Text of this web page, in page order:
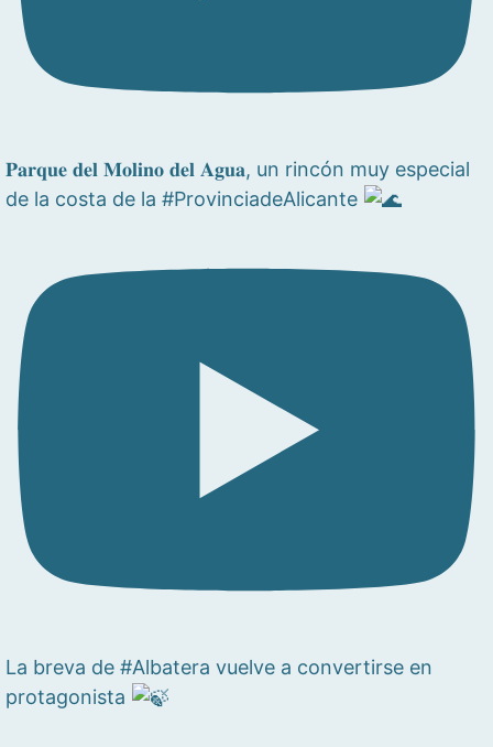
𝐏𝐚𝐫𝐪𝐮𝐞 𝐝𝐞𝐥 𝐌𝐨𝐥𝐢𝐧𝐨 𝐝𝐞𝐥 𝐀𝐠𝐮𝐚, un rincón muy especial
de la costa de la #ProvinciadeAlicante
La breva de #Albatera vuelve a convertirse en
protagonista